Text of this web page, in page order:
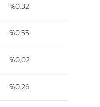
%0.32
%0.55
%0.02
%0.26